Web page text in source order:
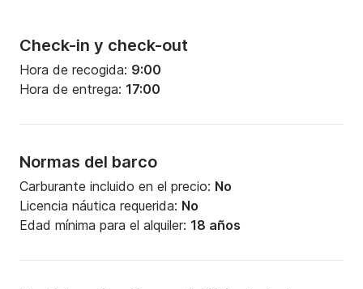
Check-in y check-out
Hora de recogida: 9:00
Hora de entrega: 17:00
Normas del barco
Carburante incluido en el precio: No
Licencia náutica requerida: No
Edad mínima para el alquiler: 18 años